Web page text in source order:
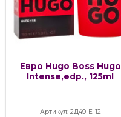
Евро Hugo Boss Hugo
Intense,edp., 125ml
Артикул: 2Д49-Е-12